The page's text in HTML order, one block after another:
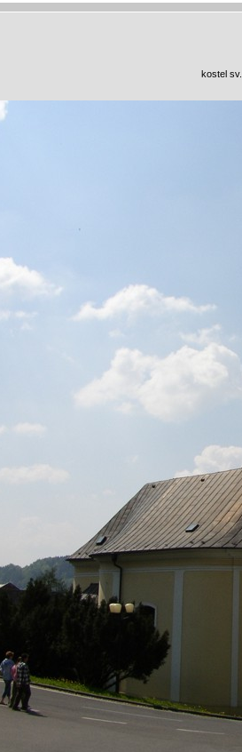
kostel